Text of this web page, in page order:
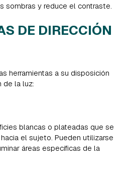
sombras y reduce el contraste.
DE DIRECCIÓN
herramientas a su disposición
de la luz:
blancas o plateadas que se
el sujeto. Pueden utilizarse
áreas específicas de la